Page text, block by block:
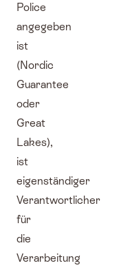
Police
angegeben
ist
(Nordic
Guarantee
oder
Great
Lakes),
ist
eigenständiger
Verantwortlicher
für
die
Verarbeitung